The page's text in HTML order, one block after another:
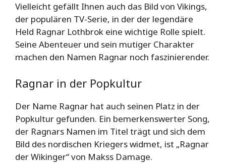
Vielleicht gefällt Ihnen auch das Bild von Vikings,
der populären TV-Serie, in der der legendäre
Held Ragnar Lothbrok eine wichtige Rolle spielt.
Seine Abenteuer und sein mutiger Charakter
machen den Namen Ragnar noch faszinierender.
Ragnar in der Popkultur
Der Name Ragnar hat auch seinen Platz in der
Popkultur gefunden. Ein bemerkenswerter Song,
der Ragnars Namen im Titel trägt und sich dem
Bild des nordischen Kriegers widmet, ist „Ragnar
der Wikinger“ von Makss Damage.